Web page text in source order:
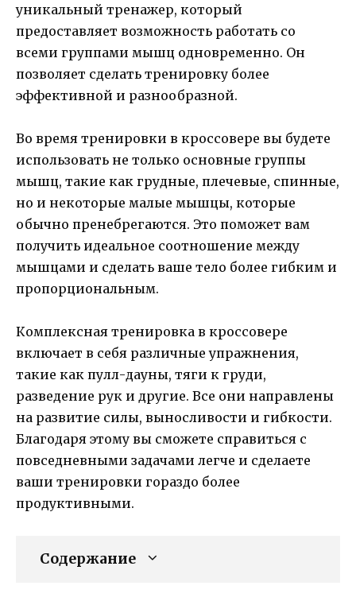
уникальный тренажер, который
предоставляет возможность работать со
всеми группами мышц одновременно. Он
позволяет сделать тренировку более
эффективной и разнообразной.
Во время тренировки в кроссовере вы будете
использовать не только основные группы
мышц, такие как грудные, плечевые, спинные,
но и некоторые малые мышцы, которые
обычно пренебрегаются. Это поможет вам
получить идеальное соотношение между
мышцами и сделать ваше тело более гибким и
пропорциональным.
Комплексная тренировка в кроссовере
включает в себя различные упражнения,
такие как пулл-дауны, тяги к груди,
разведение рук и другие. Все они направлены
на развитие силы, выносливости и гибкости.
Благодаря этому вы сможете справиться с
повседневными задачами легче и сделаете
ваши тренировки гораздо более
продуктивными.
Содержание